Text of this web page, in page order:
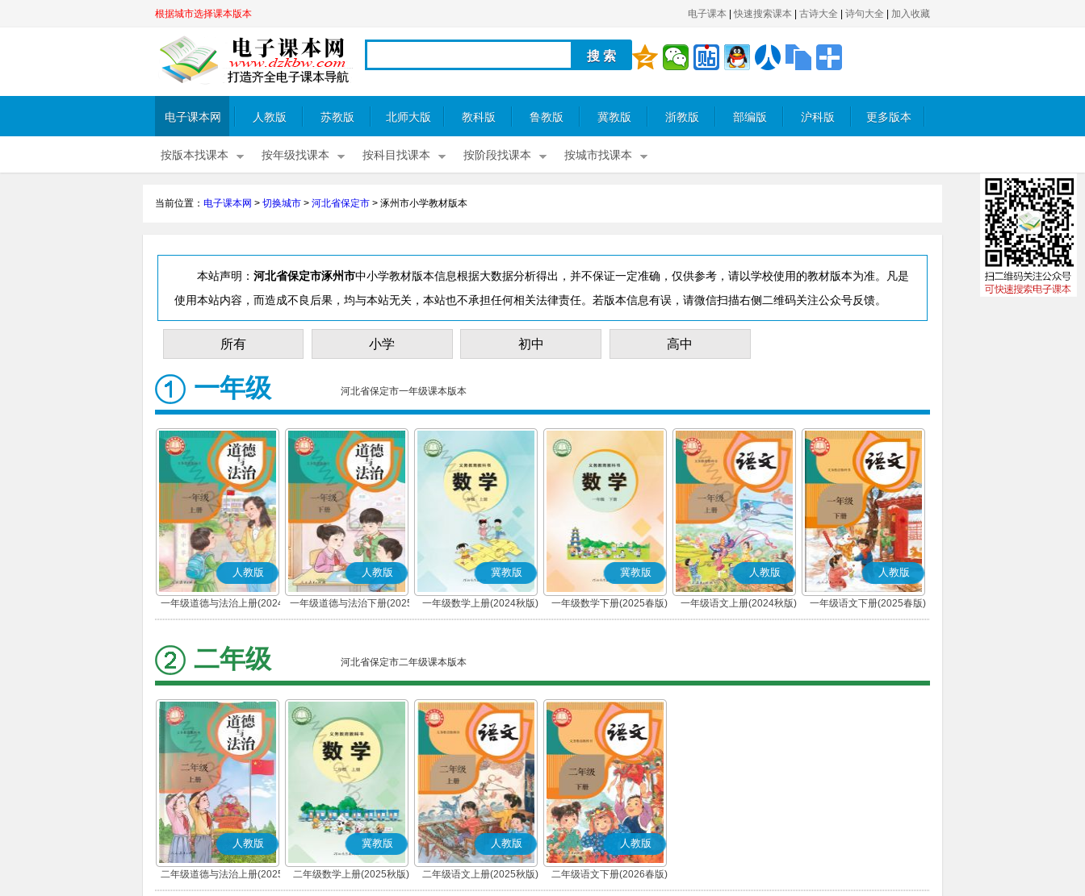
根据城市选择课本版本 电子课本 快速搜索课本 古诗大全 诗句大全 加入收藏
电子课本网 人教版 苏教版 北师大版 教科版 鲁教版 冀教版 浙教版 部编版 沪科版 更多版本
按版本找课本 按年级找课本 按科目找课本 按阶段找课本 按城市找课本
当前位置： 电子课本网 > 切换城市 > 河北省保定市 > 涿州市小学教材版本
本站声明： 河北省保定市涿州市中小学教材版本信息根据大数据分析得出，并不保证一定准确，仅供参考，请以学校使用的教材版本为准。凡是
使用本站内容，而造成不良后果，均与本站无关，本站也不承担任何相关法律责任。若版本信息有误，请微信扫描右侧二维码关注公众号反馈。
所有 小学 初中 高中
一年级 河北省保定市一年级课本版本
人教版
一年级道德与法治上册(2024
秋版)(部编版)
人教版
一年级道德与法治下册(2025
春版)(部编版)
冀教版
一年级数学上册(2024秋版)
冀教版
一年级数学下册(2025春版)
人教版
一年级语文上册(2024秋版)
(部编版)
人教版
一年级语文下册(2025春版)
(部编版)
二年级 河北省保定市二年级课本版本
人教版
二年级道德与法治上册(2025
秋版)(部编版)
冀教版
二年级数学上册(2025秋版)
人教版
二年级语文上册(2025秋版)
(部编版)
人教版
二年级语文下册(2026春版)
(部编版)